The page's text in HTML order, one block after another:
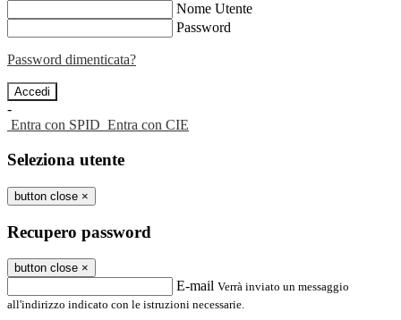
Nome Utente
Password
Password dimenticata?
-
Entra con SPID Entra con CIE
Seleziona utente
button close ×
Recupero password
button close ×
E-mail Verrà inviato un messaggio
all'indirizzo indicato con le istruzioni necessarie.